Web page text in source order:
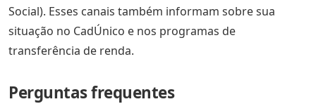
Social). Esses canais também informam sobre sua
situação no CadÚnico e nos programas de
transferência de renda.
Perguntas frequentes